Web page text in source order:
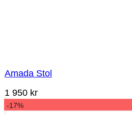
Amada Stol
1 950 kr
-17%